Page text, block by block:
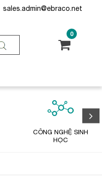
sales.admin@ebraco.net
0
CÔNG NGHỆ SINH
HỌC